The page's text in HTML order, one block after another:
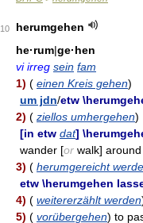
10
herumgehen
he·rum|ge·hen
vi irreg sein fam
1) ( einen Kreis gehen)
um jdn/etw
2) ( ziellos umhergehen)
[in etw dat]
wander [or walk]
3) ( herumgereicht
etw \herumgehen
4) ( weitererzählt werden
5) ( vorübergehen) to